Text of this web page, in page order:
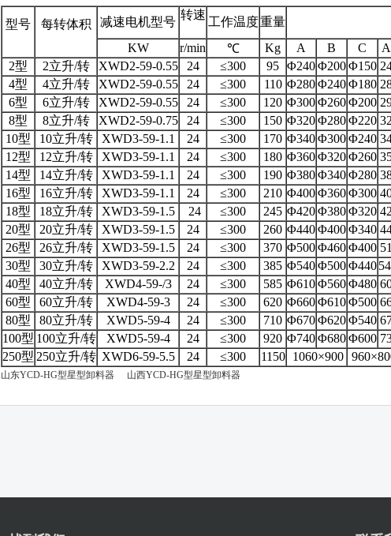
型号 每转体积 减速电机型号
转速
工作温度重量
KW
r/min ℃ Kg A B C
2型
2立升/转 XWD2-59-0.55 24 ≤300 95 Φ240Φ200 Φ150
4型
4立升/转 XWD2-59-0.55 24 ≤300 110 Φ280Φ240 Φ180
6型
6立升/转 XWD2-59-0.55 24 ≤300 120 Φ300Φ260 Φ200
8型
8立升/转 XWD2-59-0.75 24 ≤300 150 Φ320Φ280 Φ220
10型
10立升/转 XWD3-59-1.1 24 ≤300 170 Φ340Φ300 Φ240
12型
12立升/转 XWD3-59-1.1 24 ≤300 180 Φ360Φ320 Φ260
14型
14立升/转 XWD3-59-1.1 24 ≤300 190 Φ380Φ340 Φ280
16型
16立升/转 XWD3-59-1.1 24 ≤300 210 Φ400Φ360 Φ300
18型
18立升/转 XWD3-59-1.5 24 ≤300 245 Φ420Φ380 Φ320
20型
20立升/转 XWD3-59-1.5 24 ≤300 260 Φ440Φ400 Φ340
26型
26立升/转 XWD3-59-1.5 24 ≤300 370 Φ500Φ460 Φ400
30型
30立升/转 XWD3-59-2.2 24 ≤300 385 Φ540Φ500 Φ440
40型
40立升/转 XWD4-59-/3 24 ≤300 585 Φ610Φ560 Φ480
60型
60立升/转 XWD4-59-3 24 ≤300 620 Φ660Φ610 Φ500
80型
80立升/转 XWD5-59-4 24 ≤300 710 Φ670Φ620 Φ540
100型 100立升/转 XWD5-59-4 24 ≤300 920 Φ740Φ680 Φ600
250型 250立升/转 XWD6-59-5.5 24 ≤300 1150 1060×900
山东YCD-HG型星型卸料器 山西YCD-HG型星型卸料器